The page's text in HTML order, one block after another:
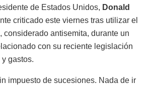
de Estados Unidos, Donald
criticado este viernes tras utilizar el
, considerado antisemita, durante un
con su reciente legislación
gastos.
impuesto de sucesiones. Nada de ir